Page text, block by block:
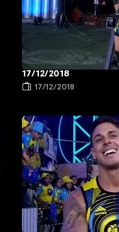
17/12/2018
17/12/2018